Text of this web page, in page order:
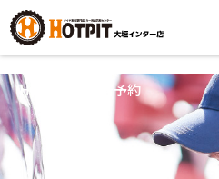
HOME ご来店予約